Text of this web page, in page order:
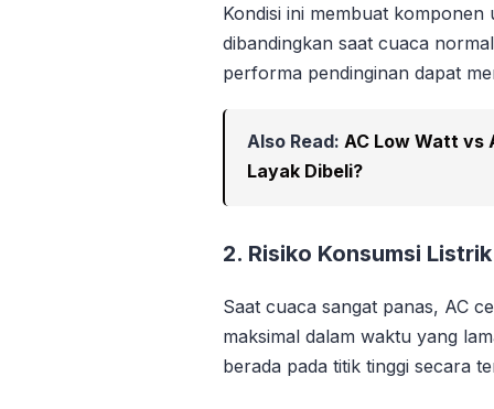
Kondisi ini membuat
dibandingkan saat cuaca
performa pendinginan dapat
Also Read: AC Low Watt vs
Layak Dibeli?
2. Risiko Konsumsi
Saat cuaca sangat panas, AC
maksimal dalam waktu yang
berada pada titik tinggi secara